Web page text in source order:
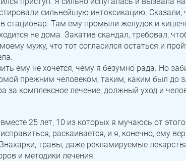
сильнейшую интоксикацию. Сказали,
стационар. Там ему промыли желудок и
не дома. Закатив скандал, требовал,
мужу, что тот согласился остаться и
ему не хочется, чему я безумно рада. Но
прежним человеком, таким, каким был до
за комплексное лечение, должный уход и
25 лет, 10 из которых я мучаюсь от этого
раскаивается, и я, конечно, ему
травы, даже рекламируемые
и методики лечения.
ПОЛУЧИТЬ ПОМОЩЬ
ЗАДАТЬ ВОПРОС
ПОЛУЧИТЬ ПОМОЩЬ
Красногорский Нязепетровск
Карабаш Юрюзань
ПОЛУЧИТЬ ПОМОЩЬ